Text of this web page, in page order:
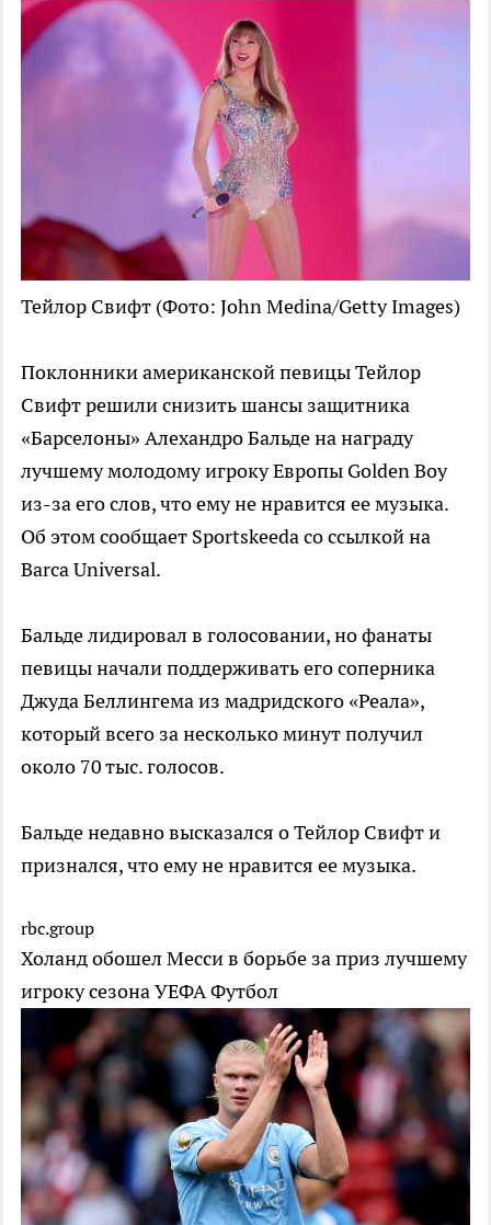
Тейлор Свифт (Фото: John Medina/Getty Images)
Поклонники американской певицы Тейлор
Свифт решили снизить шансы защитника
«Барселоны» Алехандро Бальде на награду
лучшему молодому игроку Европы Golden Boy
из-за его слов, что ему не нравится ее музыка.
Об этом сообщает Sportskeeda со ссылкой на
Barca Universal.
Бальде лидировал в голосовании, но фанаты
певицы начали поддерживать его соперника
Джуда Беллингема из мадридского «Реала»,
который всего за несколько минут получил
около 70 тыс. голосов.
Бальде недавно высказался о Тейлор Свифт и
признался, что ему не нравится ее музыка.
rbc.group
Холанд обошел Месси в борьбе за приз лучшему
игроку сезона УЕФАФутбол